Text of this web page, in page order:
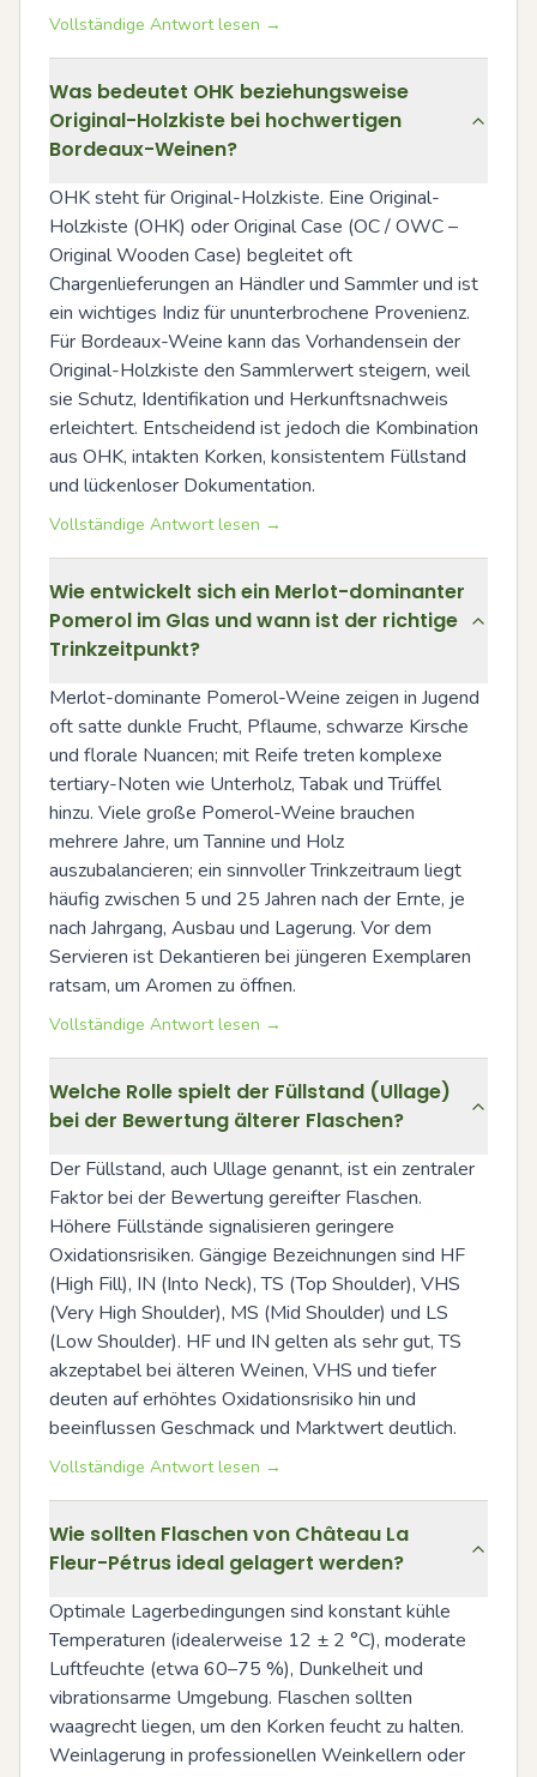
Vollständige Antwort lesen →
Was bedeutet OHK beziehungsweise
Original-Holzkiste bei hochwertigen
Bordeaux-Weinen?
OHK steht für Original-Holzkiste. Eine Original-
Holzkiste (OHK) oder Original Case (OC / OWC –
Original Wooden Case) begleitet oft
Chargenlieferungen an Händler und Sammler und ist
ein wichtiges Indiz für ununterbrochene Provenienz.
Für Bordeaux-Weine kann das Vorhandensein der
Original-Holzkiste den Sammlerwert steigern, weil
sie Schutz, Identifikation und Herkunftsnachweis
erleichtert. Entscheidend ist jedoch die Kombination
aus OHK, intakten Korken, konsistentem Füllstand
und lückenloser Dokumentation.
Vollständige Antwort lesen →
Wie entwickelt sich ein Merlot-dominanter
Pomerol im Glas und wann ist der richtige
Trinkzeitpunkt?
Merlot-dominante Pomerol-Weine zeigen in Jugend
oft satte dunkle Frucht, Pflaume, schwarze Kirsche
und florale Nuancen; mit Reife treten komplexe
tertiary-Noten wie Unterholz, Tabak und Trüffel
hinzu. Viele große Pomerol-Weine brauchen
mehrere Jahre, um Tannine und Holz
auszubalancieren; ein sinnvoller Trinkzeitraum liegt
häufig zwischen 5 und 25 Jahren nach der Ernte, je
nach Jahrgang, Ausbau und Lagerung. Vor dem
Servieren ist Dekantieren bei jüngeren Exemplaren
ratsam, um Aromen zu öffnen.
Vollständige Antwort lesen →
Welche Rolle spielt der Füllstand (Ullage)
bei der Bewertung älterer Flaschen?
Der Füllstand, auch Ullage genannt, ist ein zentraler
Faktor bei der Bewertung gereifter Flaschen.
Höhere Füllstände signalisieren geringere
Oxidationsrisiken. Gängige Bezeichnungen sind HF
(High Fill), IN (Into Neck), TS (Top Shoulder), VHS
(Very High Shoulder), MS (Mid Shoulder) und LS
(Low Shoulder). HF und IN gelten als sehr gut, TS
akzeptabel bei älteren Weinen, VHS und tiefer
deuten auf erhöhtes Oxidationsrisiko hin und
beeinflussen Geschmack und Marktwert deutlich.
Vollständige Antwort lesen →
Wie sollten Flaschen von Château La
Fleur-Pétrus ideal gelagert werden?
Optimale Lagerbedingungen sind konstant kühle
Temperaturen (idealerweise 12 ± 2 °C), moderate
Luftfeuchte (etwa 60–75 %), Dunkelheit und
vibrationsarme Umgebung. Flaschen sollten
waagrecht liegen, um den Korken feucht zu halten.
Weinlagerung in professionellen Weinkellern oder